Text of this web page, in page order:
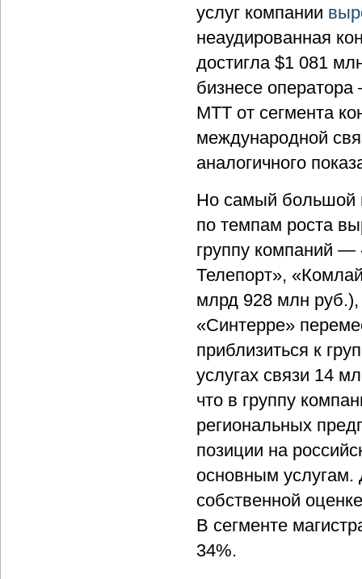
услуг компании
неаудированная
достигла $1 081
бизнесе
МТТ от сегмента
международной
аналогичного
Но самый большой
по темпам роста
группу компаний
Телепорт»,
млрд 928 млн
«Синтерре»
приблизиться к
услугах связи 14
что в группу
региональных
позиции на
основным
собственной
В сегменте
34%.